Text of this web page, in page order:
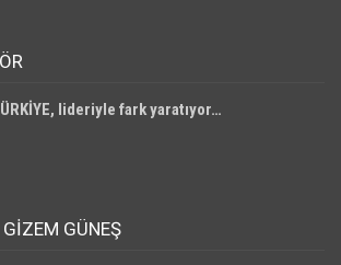
lideriyle fark yaratıyor…
GÜNEŞ